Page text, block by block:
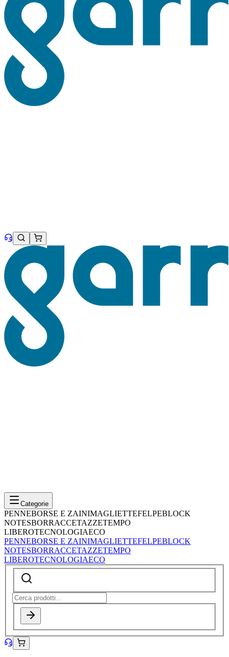
Categorie
PENNEBORSE E ZAINIMAGLIETTEFELPEBLOCK
NOTESBORRACCETAZZETEMPO
LIBEROTECNOLOGIAECO
PENNEBORSE E ZAINIMAGLIETTEFELPEBLOCK
NOTESBORRACCETAZZETEMPO
LIBEROTECNOLOGIAECO